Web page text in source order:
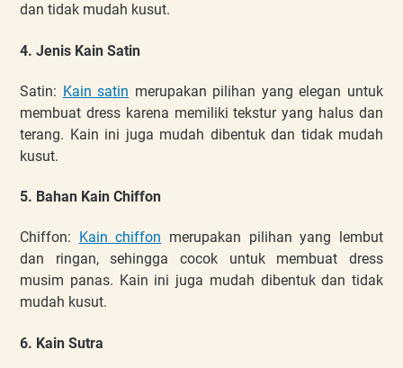
dan tidak mudah kusut.
4. Jenis Kain Satin
Satin: Kain satin merupakan pilihan yang elegan untuk
membuat dress karena memiliki tekstur yang halus dan
terang. Kain ini juga mudah dibentuk dan tidak mudah
kusut.
5. Bahan Kain Chiffon
Chiffon: Kain chiffon merupakan pilihan yang lembut
dan ringan, sehingga cocok untuk membuat dress
musim panas. Kain ini juga mudah dibentuk dan tidak
mudah kusut.
6. Kain Sutra